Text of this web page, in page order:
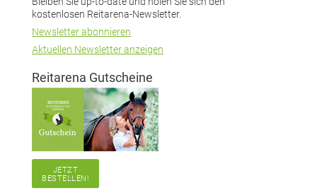
kostenlosen Reitarena-Newsletter.
Newsletter abonnieren
Aktuellen Newsletter anzeigen
Reitarena Gutscheine
JETZT
BESTELLEN!